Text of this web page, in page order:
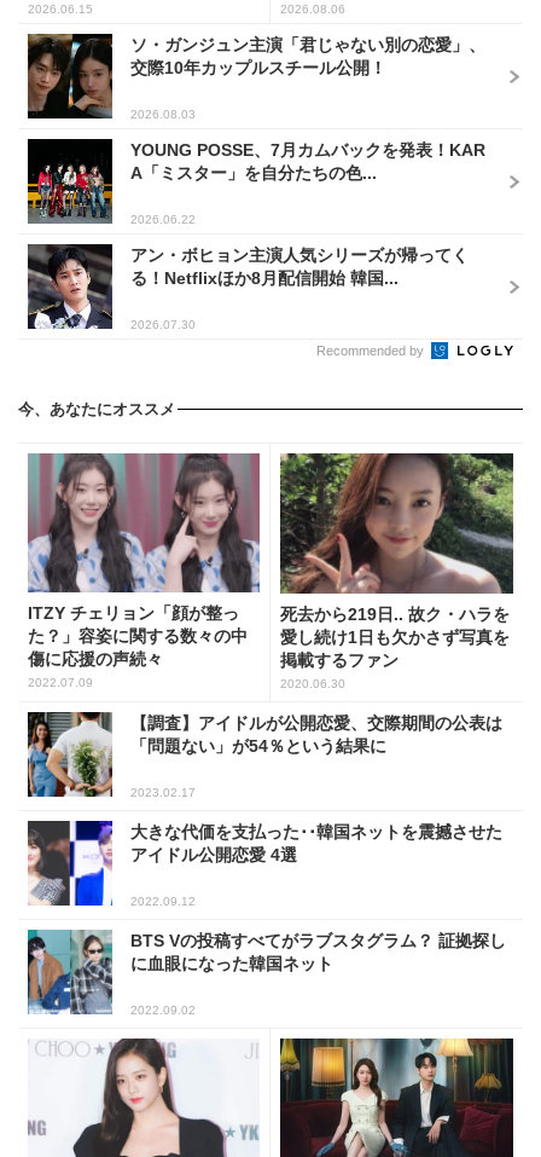
2026.06.15 2026.08.06
ソ・ガンジュン主演「君じゃない別の恋愛」、
交際10年カップルスチール公開！
2026.08.03
YOUNG POSSE、7月カムバックを発表！KAR
A「ミスター」を自分たちの色...
2026.06.22
アン・ボヒョン主演人気シリーズが帰ってく
る！Netflixほか8月配信開始 韓国...
2026.07.30
Recommended by
今、あなたにオススメ
ITZY チェリョン「顔が整っ
た？」容姿に関する数々の中
傷に応援の声続々
2022.07.09
死去から219日.. 故ク・ハラを
愛し続け1日も欠かさず写真を
掲載するファン
2020.06.30
【調査】アイドルが公開恋愛、交際期間の公表は
「問題ない」が54％という結果に
2023.02.17
大きな代価を支払った･･韓国ネットを震撼させた
アイドル公開恋愛 4選
2022.09.12
BTS Vの投稿すべてがラブスタグラム？ 証拠探し
に血眼になった韓国ネット
2022.09.02